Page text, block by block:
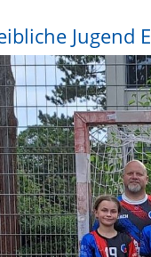
Jugend E